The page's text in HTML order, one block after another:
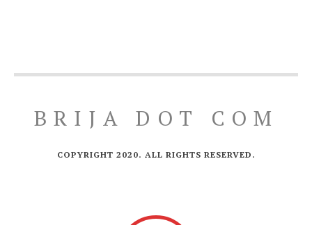
BRIJA DOT COM
COPYRIGHT 2020. ALL RIGHTS RESERVED.